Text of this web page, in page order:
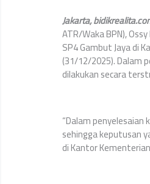
Jakarta,
ATR/Waka BPN),
SP4 Gambut Jaya di
(31/12/2025). Dalam
dilakukan secara
“Dalam
sehingga keputusan
di Kantor